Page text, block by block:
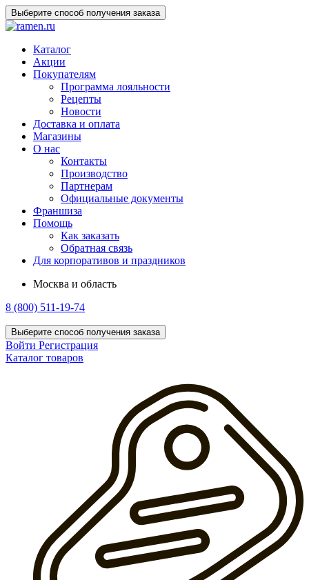
Выберите способ получения заказа
Каталог
Акции
Покупателям
Программа лояльности
Рецепты
Новости
Доставка и оплата
Магазины
О нас
Контакты
Производство
Партнерам
Официальные документы
Франшиза
Помощь
Как заказать
Обратная связь
Для корпоративов и праздников
Москва и область
8 (800) 511-19-74
Выберите способ получения заказа
Войти Регистрация
Каталог товаров